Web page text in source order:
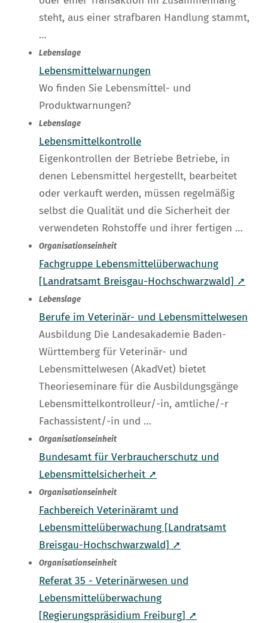
steht, aus einer strafbaren Handlung stammt,
…
Lebenslage
Lebensmittelwarnungen
Wo finden Sie Lebensmittel- und
Produktwarnungen?
Lebenslage
Lebensmittelkontrolle
Eigenkontrollen der Betriebe Betriebe, in
denen Lebensmittel hergestellt, bearbeitet
oder verkauft werden, müssen regelmäßig
selbst die Qualität und die Sicherheit der
verwendeten Rohstoffe und ihrer fertigen …
Organisationseinheit
Fachgruppe Lebensmittelüberwachung
[Landratsamt Breisgau-Hochschwarzwald] ➚
Lebenslage
Berufe im Veterinär- und Lebensmittelwesen
Ausbildung Die Landesakademie Baden-
Württemberg für Veterinär- und
Lebensmittelwesen (AkadVet) bietet
Theorieseminare für die Ausbildungsgänge
Lebensmittelkontrolleur/-in, amtliche/-r
Fachassistent/-in und …
Organisationseinheit
Bundesamt für Verbraucherschutz und
Lebensmittelsicherheit ➚
Organisationseinheit
Fachbereich Veterinäramt und
Lebensmittelüberwachung [Landratsamt
Breisgau-Hochschwarzwald] ➚
Organisationseinheit
Referat 35 - Veterinärwesen und
Lebensmittelüberwachung
[Regierungspräsidium Freiburg] ➚